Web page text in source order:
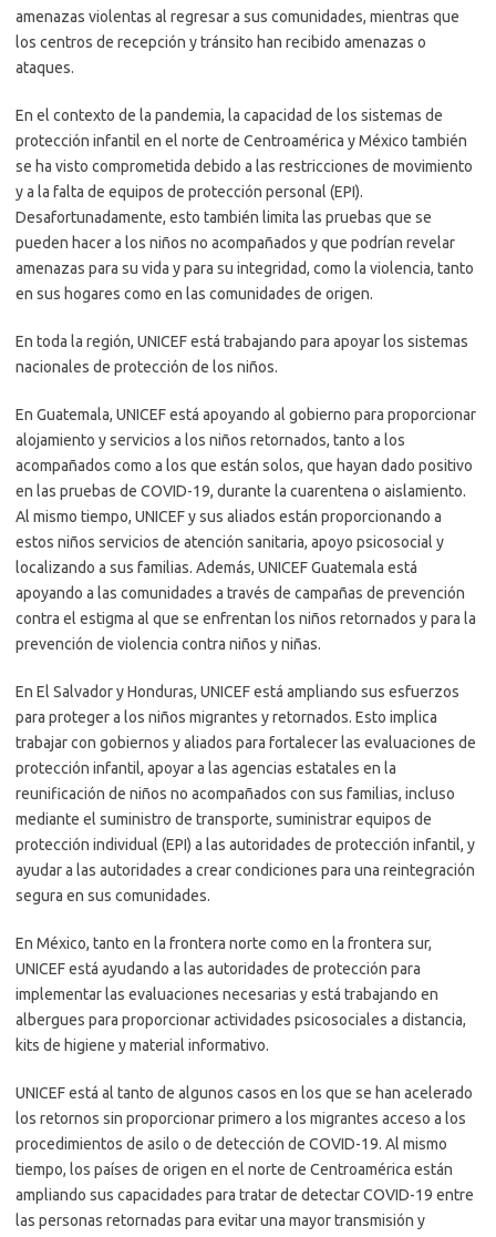
amenazas violentas al regresar a sus comunidades, mientras que
los centros de recepción y tránsito han recibido amenazas o
ataques.
En el contexto de la pandemia, la capacidad de los sistemas de
protección infantil en el norte de Centroamérica y México también
se ha visto comprometida debido a las restricciones de movimiento
y a la falta de equipos de protección personal (EPI).
Desafortunadamente, esto también limita las pruebas que se
pueden hacer a los niños no acompañados y que podrían revelar
amenazas para su vida y para su integridad, como la violencia, tanto
en sus hogares como en las comunidades de origen.
En toda la región, UNICEF está trabajando para apoyar los sistemas
nacionales de protección de los niños.
En Guatemala, UNICEF está apoyando al gobierno para proporcionar
alojamiento y servicios a los niños retornados, tanto a los
acompañados como a los que están solos, que hayan dado positivo
en las pruebas de COVID-19, durante la cuarentena o aislamiento.
Al mismo tiempo, UNICEF y sus aliados están proporcionando a
estos niños servicios de atención sanitaria, apoyo psicosocial y
localizando a sus familias. Además, UNICEF Guatemala está
apoyando a las comunidades a través de campañas de prevención
contra el estigma al que se enfrentan los niños retornados y para la
prevención de violencia contra niños y niñas.
En El Salvador y Honduras, UNICEF está ampliando sus esfuerzos
para proteger a los niños migrantes y retornados. Esto implica
trabajar con gobiernos y aliados para fortalecer las evaluaciones de
protección infantil, apoyar a las agencias estatales en la
reunificación de niños no acompañados con sus familias, incluso
mediante el suministro de transporte, suministrar equipos de
protección individual (EPI) a las autoridades de protección infantil, y
ayudar a las autoridades a crear condiciones para una reintegración
segura en sus comunidades.
En México, tanto en la frontera norte como en la frontera sur,
UNICEF está ayudando a las autoridades de protección para
implementar las evaluaciones necesarias y está trabajando en
albergues para proporcionar actividades psicosociales a distancia,
kits de higiene y material informativo.
UNICEF está al tanto de algunos casos en los que se han acelerado
los retornos sin proporcionar primero a los migrantes acceso a los
procedimientos de asilo o de detección de COVID-19. Al mismo
tiempo, los países de origen en el norte de Centroamérica están
ampliando sus capacidades para tratar de detectar COVID-19 entre
las personas retornadas para evitar una mayor transmisión y